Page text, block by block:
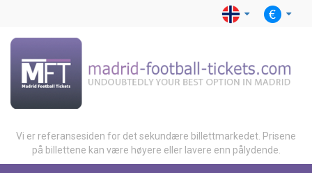
Vi er referansesiden for det sekundære billettmarkedet. Prisene
på billettene kan være høyere eller lavere enn pålydende.